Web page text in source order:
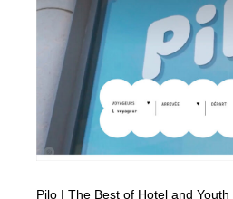
Pilo | The Best of Hotel and